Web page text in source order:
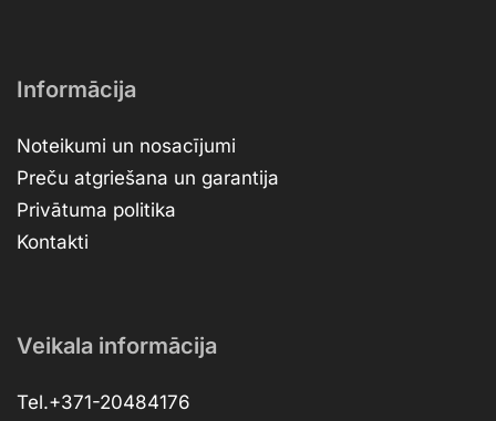
Informācija
Noteikumi un nosacījumi
Preču atgriešana un garantija
Privātuma politika
Kontakti
Veikala informācija
Tel.+371-20484176